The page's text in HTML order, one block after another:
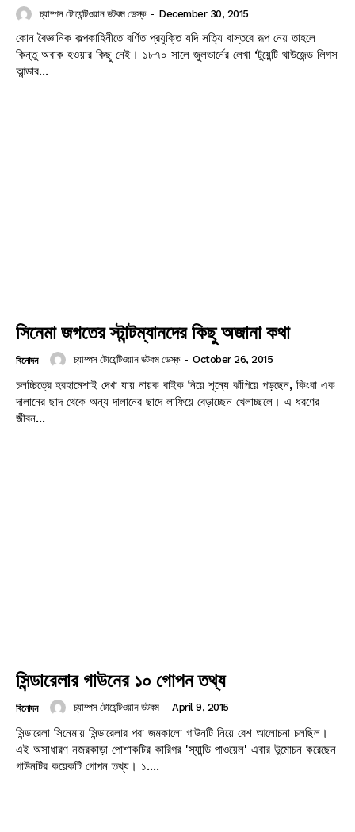
চ্যাম্পস টোয়েন্টিওয়ান ডটকম ডেস্ক - December 30, 2015
কোন বৈজ্ঞানিক কল্পকাহিনীতে বর্ণিত প্রযুক্তি যদি সত্যি বাস্তবে রূপ নেয় তাহলে
কিন্তু অবাক হওয়ার কিছু নেই। ১৮৭০ সালে জুলভার্নের লেখা ‘টুয়েন্টি থাউজেন্ড লিগস
আন্ডার...
সিনেমা জগতের স্টান্টম্যানদের কিছু অজানা কথা
বিনোদন চ্যাম্পস টোয়েন্টিওয়ান ডটকম ডেস্ক - October 26, 2015
চলচ্চিত্রে হরহামেশাই দেখা যায় নায়ক বাইক নিয়ে শূন্যে ঝাঁপিয়ে পড়ছেন, কিংবা এক
দালানের ছাদ থেকে অন্য দালানের ছাদে লাফিয়ে বেড়াচ্ছেন খেলাচ্ছলে। এ ধরণের
জীবন...
সিন্ডারেলার গাউনের ১০ গোপন তথ্য
বিনোদন চ্যাম্পস টোয়েন্টিওয়ান ডটকম - April 9, 2015
সিন্ডারেলা সিনেমায় সিন্ডারেলার পরা জমকালো গাউনটি নিয়ে বেশ আলোচনা চলছিল।
এই অসাধারণ নজরকাড়া পোশাকটির কারিগর 'স্যান্ডি পাওয়েল' এবার উন্মোচন করেছেন
গাউনটির কয়েকটি গোপন তথ্য। ১....